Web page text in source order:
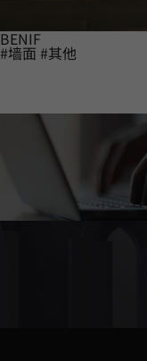
BENIF
#墙面 #其他